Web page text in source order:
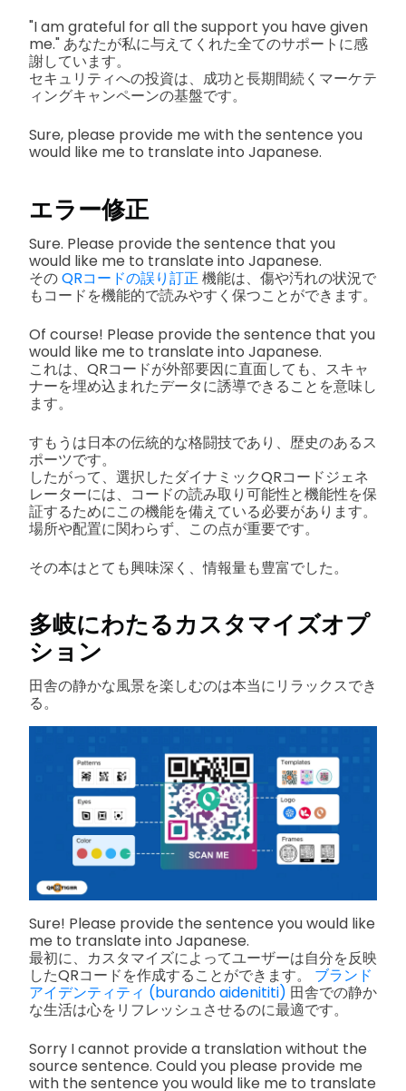
"I am grateful for all the support you have given
me." あなたが私に与えてくれた全てのサポートに感
謝しています。
セキュリティへの投資は、成功と長期間続くマーケテ
ィングキャンペーンの基盤です。
Sure, please provide me with the sentence you
would like me to translate into Japanese.
エラー修正
Sure. Please provide the sentence that you
would like me to translate into Japanese.
そのQRコードの誤り訂正機能は、傷や汚れの状況で
もコードを機能的で読みやすく保つことができます。
Of course! Please provide the sentence that you
would like me to translate into Japanese.
これは、QRコードが外部要因に直面しても、スキャ
ナーを埋め込まれたデータに誘導できることを意味し
ます。
すもうは日本の伝統的な格闘技であり、歴史のあるス
ポーツです。
したがって、選択したダイナミックQRコードジェネ
レーターには、コードの読み取り可能性と機能性を保
証するためにこの機能を備えている必要があります。
場所や配置に関わらず、この点が重要です。
その本はとても興味深く、情報量も豊富でした。
多岐にわたるカスタマイズオプ
ション
田舎の静かな風景を楽しむのは本当にリラックスでき
る。
Sure! Please provide the sentence you would like
me to translate into Japanese.
最初に、カスタマイズによってユーザーは自分を反映
したQRコードを作成することができます。 ブランド
アイデンティティ (burando aidenititi) 田舎での静か
な生活は心をリフレッシュさせるのに最適です。
Sorry I cannot provide a translation without the
source sentence. Could you please provide me
with the sentence you would like me to translate